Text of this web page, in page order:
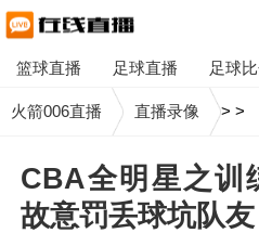
篮球直播 足球直播 足球
火箭006直播 >
直播录像 >
CBA全明星之训
故意罚丢球坑队